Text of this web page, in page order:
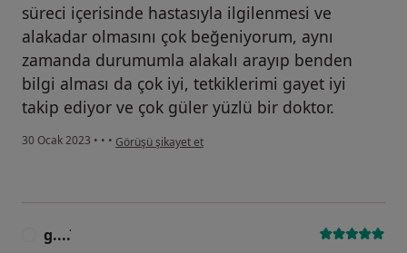
süreci içerisinde hastasıyla ilgilenmesi ve
alakadar olmasını çok beğeniyorum, aynı
zamanda durumumla alakalı arayıp benden
bilgi alması da çok iyi, tetkiklerimi gayet iyi
takip ediyor ve çok güler yüzlü bir doktor.
30 Ocak 2023 • • • kullanıcının görüşüne göre h....m
Görüşü şikayet et
g....̇